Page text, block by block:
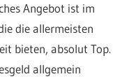
Angebot ist im
die allermeisten
bieten, absolut Top.
allgemein